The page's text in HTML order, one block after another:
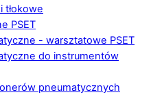
tłokowe
PSET
- warsztatowe PSET
do instrumentów
pneumatycznych